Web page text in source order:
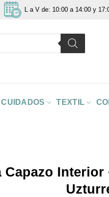
L a V de: 10:00 a 14:00 y
TEXTIL
Capazo Interior